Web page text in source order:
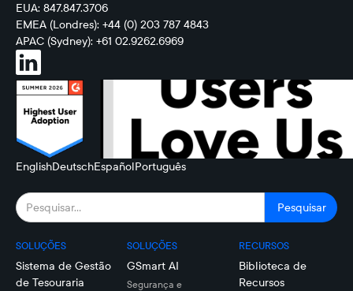
EUA: 847.847.3706
EMEA (Londres): +44 (0) 203 787 4843
APAC (Sydney): +61 02.9262.6969
EnglishDeutschEspañolPortuguês
SOLUÇÕES
Sistema de Gestão
de Tesouraria
SOLUÇÕES
GSmart AI
Segurança e
RECURSOS
Biblioteca de
Recursos